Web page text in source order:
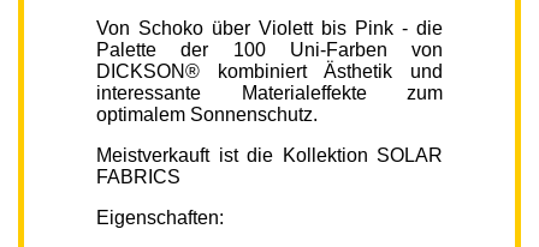
Von Schoko über Violett bis Pink - die
Palette der 100 Uni-Farben von
DICKSON® kombiniert Ästhetik und
interessante Materialeffekte zum
optimalem Sonnenschutz.
Meistverkauft ist die Kollektion SOLAR
FABRICS
Eigenschaften: